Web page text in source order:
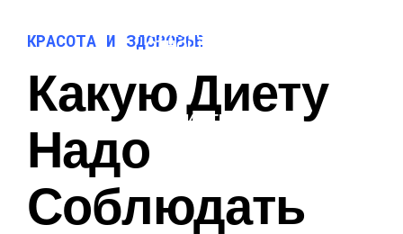
ПСИХОЛОГИЯ И
ОТНОШЕНИЯ
МОДА И СТИЛЬ
КРАСОТА И ЗДОРОВЬЕ
Какую Диету
Надо
Соблюдать